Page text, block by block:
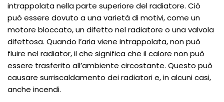
intrappolata nella parte superiore del radiatore. Ciò
può essere dovuto a una varietà di motivi, come un
motore bloccato, un difetto nel radiatore o una valvola
difettosa. Quando l’aria viene intrappolata, non può
fluire nel radiator, il che significa che il calore non può
essere trasferito all’ambiente circostante. Questo può
causare surriscaldamento dei radiatori e, in alcuni casi,
anche incendi.